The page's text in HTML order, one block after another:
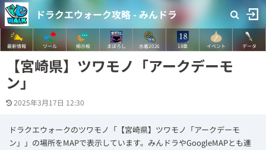
ドラクエウォーク攻略 - みんドラ
最新情報 ツール 掲示板 まぼろし 水着2026 18章 イベント データ
【宮崎県】ツワモノ「アークデーモ
ン」
2025年3月17日 12:30
ドラクエウォークのツワモノ「【宮崎県】ツワモノ「アークデーモ
ン」」の場所をMAPで表示しています。みんドラやGoogleMAPとも連